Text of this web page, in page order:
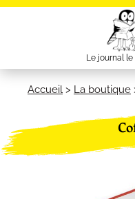
Le journal
Accueil > La boutique